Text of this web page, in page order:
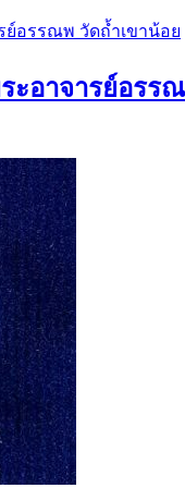
ะอาจารย์อรร